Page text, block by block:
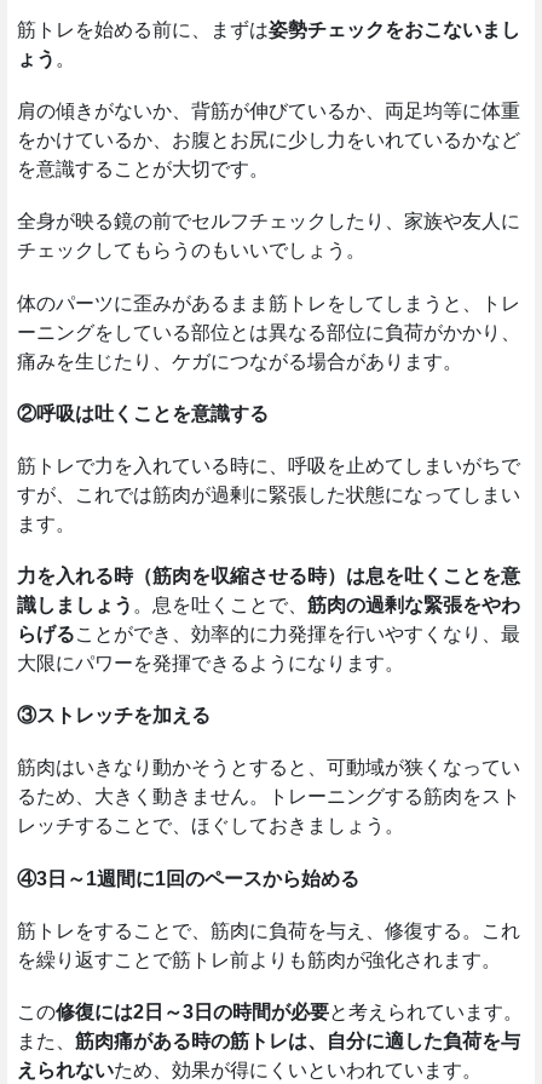
筋トレを始める前に、まずは姿勢チェックをおこないまし
ょう 。
肩の傾きがないか、背筋が伸びているか、両足均等に体重
をかけているか、お腹とお尻に少し力をいれているかなど
を意識することが大切です。
全身が映る鏡の前でセルフチェックしたり、家族や友人に
チェックしてもらうのもいいでしょう。
体のパーツに歪みがあるまま筋トレをしてしまうと、トレ
ーニングをしている部位とは異なる部位に負荷がかかり、
痛みを生じたり、ケガにつながる場合があります。
②呼吸は吐くことを意識する
筋トレで力を入れている時に、呼吸を止めてしまいがちで
すが、これでは筋肉が過剰に緊張した状態になってしまい
ます。
力を入れる時（筋肉を収縮させる時）は息を吐くことを意
識しましょう 。息を吐くことで、 筋肉の過剰な緊張をやわ
らげることができ、効率的に力発揮を行いやすくなり、最
大限にパワーを発揮できるようになります。
③ストレッチを加える
筋肉はいきなり動かそうとすると、可動域が狭くなってい
るため、大きく動きません。トレーニングする筋肉をスト
レッチすることで、ほぐしておきましょう。
④3日～1週間に1回のペースから始める
筋トレをすることで、筋肉に負荷を与え、修復する。これ
を繰り返すことで筋トレ前よりも筋肉が強化されます。
この修復には2日～3日の時間が必要と考えられています。
また、 筋肉痛がある時の筋トレは、自分に適した負荷を与
えられないため、効果が得にくいといわれています。